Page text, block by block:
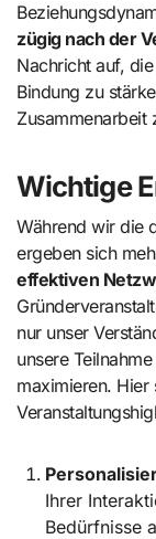
zügig nach der
Nachricht auf,
Bindung zu
Zusammenarbeit
Wichtige
Während wir die
ergeben sich
effektiven
nur unser
unsere
maximieren.
Ihrer
Bedürfnisse